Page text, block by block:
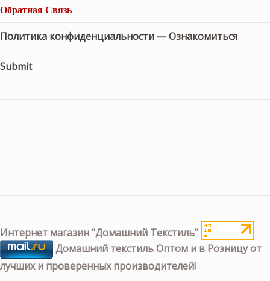
Обратная Связь
Политика конфиденциальности —Ознакомиться
Submit
Интернет магазин "Домашний Текстиль"
Домашний текстиль Оптом и в Розницу от
лучших и проверенных производителей!